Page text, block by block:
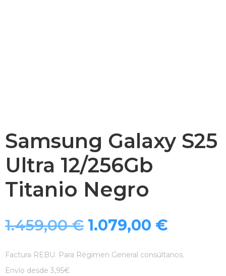
Samsung Galaxy S25
Ultra 12/256Gb
Titanio Negro
1.459,00€ El
precio
1.079,00 €
Factura REBU. Para Régimen General consúltanos.
Envío desde 3,95€